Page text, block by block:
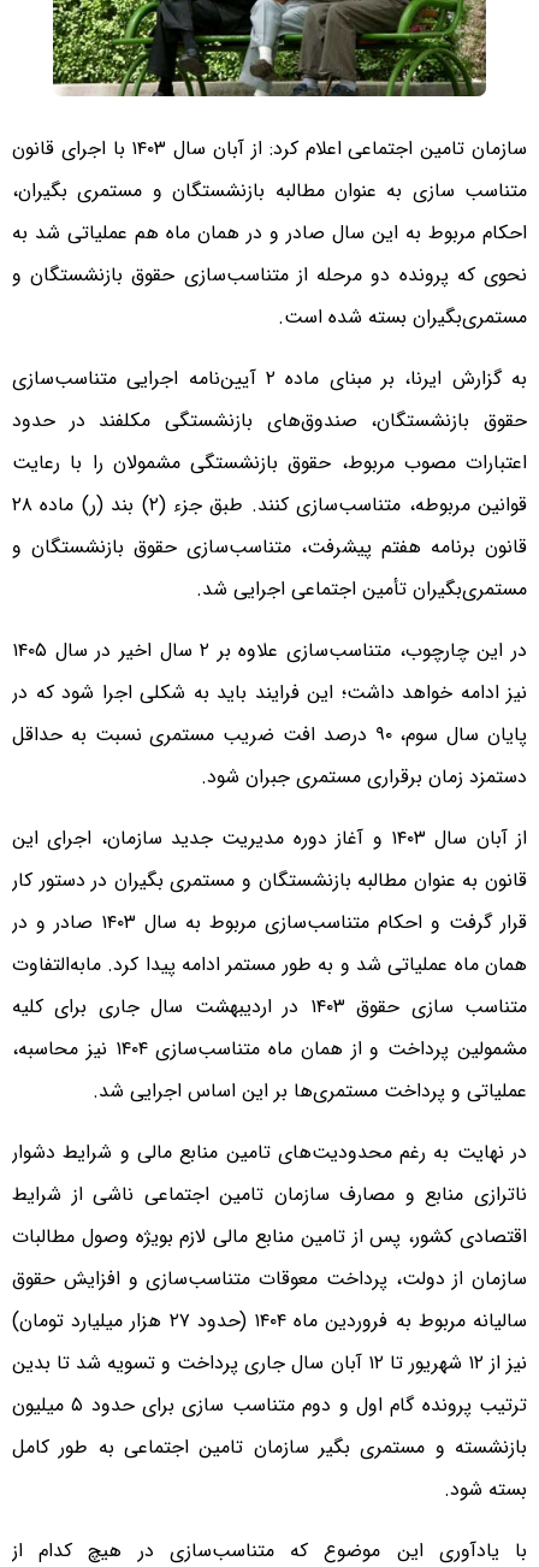
سازمان تامین اجتماعی اعلام کرد: از آبان سال ۱۴۰۳ با اجرای قانون
متناسب سازی به عنوان مطالبه بازنشستگان و مستمری بگیران،
احکام مربوط به این سال صادر و در همان ماه هم عملیاتی شد به
نحوی که پرونده دو مرحله از متناسب‌سازی حقوق بازنشستگان و
مستمری‌بگیران بسته شده است.
به گزارش ایرنا، بر مبنای ماده ۲ آیین‌نامه اجرایی متناسب‌سازی
حقوق بازنشستگان، صندوق‌های بازنشستگی مکلفند در حدود
اعتبارات مصوب مربوط، حقوق بازنشستگی مشمولان را با رعایت
قوانین مربوطه، متناسب‌سازی کنند. طبق جزء (۲) بند (ر) ماده ۲۸
قانون برنامه هفتم پیشرفت، متناسب‌سازی حقوق بازنشستگان و
مستمری‌بگیران تأمین اجتماعی اجرایی شد.
در این چارچوب، متناسب‌سازی علاوه بر ۲ سال اخیر در سال ۱۴۰۵
نیز ادامه خواهد داشت؛ این فرایند باید به شکلی اجرا شود که در
پایان سال سوم، ۹۰ درصد افت ضریب مستمری نسبت به حداقل
دستمزد زمان برقراری مستمری جبران شود.
از آبان سال ۱۴۰۳ و آغاز دوره مدیریت جدید سازمان، اجرای این
قانون به عنوان مطالبه بازنشستگان و مستمری بگیران در دستور کار
قرار گرفت و احکام متناسب‌سازی مربوط به سال ۱۴۰۳ صادر و در
همان ماه عملیاتی شد و به طور مستمر ادامه پیدا کرد. مابه‌التفاوت
متناسب سازی حقوق ۱۴۰۳ در اردیبهشت سال جاری برای کلیه
مشمولین پرداخت و از همان ماه متناسب‌سازی ۱۴۰۴ نیز محاسبه،
عملیاتی و پرداخت‌ مستمری‌ها بر این اساس اجرایی شد.
در نهایت به رغم محدودیت‌های تامین منابع مالی و شرایط دشوار
ناترازی منابع و مصارف سازمان تامین اجتماعی ناشی از شرایط
اقتصادی کشور، پس از تامین منابع مالی لازم بویژه وصول مطالبات
سازمان از دولت، پرداخت معوقات متناسب‌سازی و افزایش حقوق
سالیانه مربوط به فروردین ماه ۱۴۰۴ (حدود ۲۷ هزار میلیارد تومان)
نیز از ۱۲ شهریور تا ۱۲ آبان سال جاری پرداخت و تسویه شد تا بدین
ترتیب پرونده گام اول و دوم متناسب سازی برای حدود ۵ میلیون
بازنشسته و مستمری بگیر سازمان تامین اجتماعی به طور کامل
بسته شود.
با یادآوری این موضوع که متناسب‌سازی در هیچ کدام از